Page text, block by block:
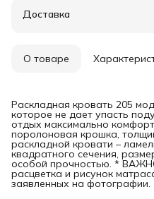
Доставка
О товаре
Раскладная кровать 205
которое не дает упасть
отдых максимально
поролоновая крошка,
раскладной кровати –
квадратного сечения,
особой прочностью. *
расцветка и рисунок
заявленных на фотографии.